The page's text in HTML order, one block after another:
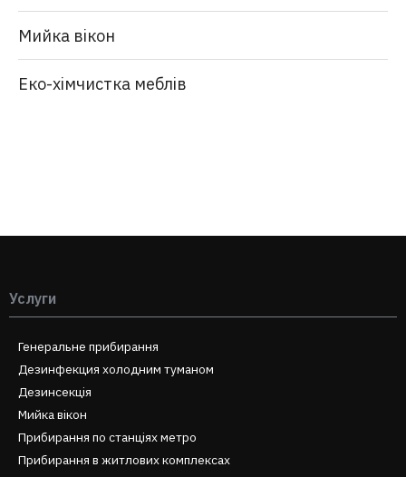
Мийка вікон
Еко-хімчистка меблів
Услуги
Генеральне прибирання
Дезинфекция холодним туманом
Дезинсекція
Мийка вікон
Прибирання по станціях метро
Прибирання в житлових комплексах